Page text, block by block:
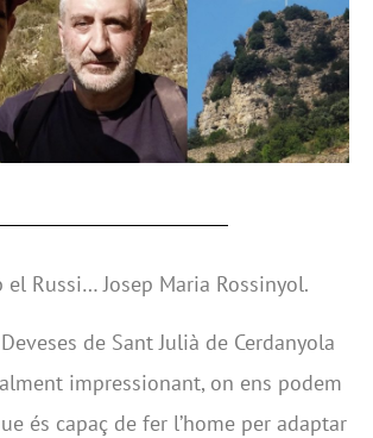
el Russi… Josep Maria Rossinyol.
de Sant Julià de Cerdanyola
impressionant, on ens podem
és capaç de fer l’home per adaptar